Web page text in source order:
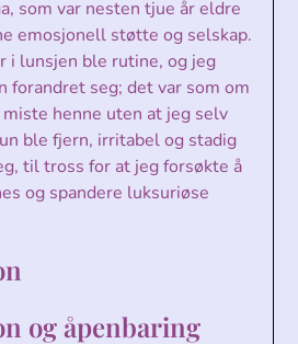
som var nesten tjue år eldre
emosjonell støtte og selskap.
i lunsjen ble rutine, og jeg
forandret seg; det var som om
henne uten at jeg selv
ble fjern, irritabel og stadig
til tross for at jeg forsøkte å
og spandere luksuriøse
og åpenbaring